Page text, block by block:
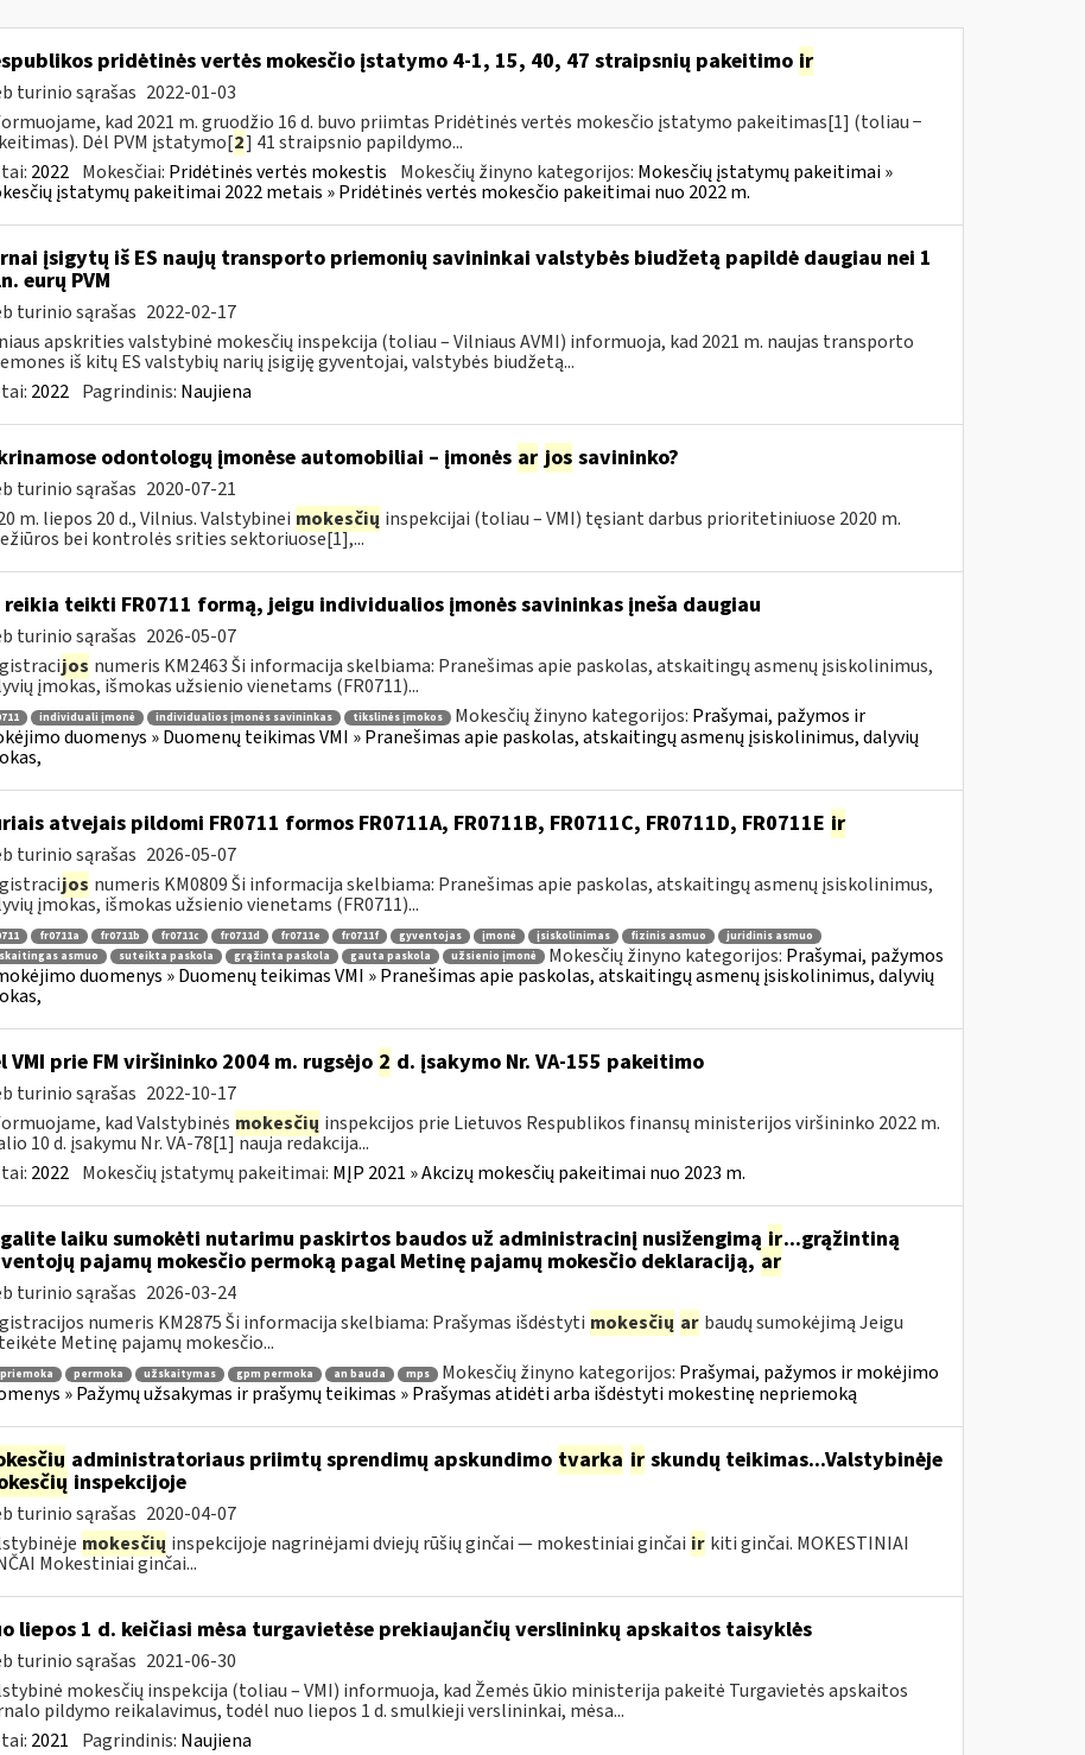
pridėtinės vertės mokesčio įstatymo 4-1, 15, 40, 47 straipsnių pakeitimo ir
turinio sąrašas 2022-01-03
kad 2021 m. gruodžio 16 d. buvo priimtas Pridėtinės vertės mokesčio įstatymo pakeitimas[1] (toliau −
Dėl PVM įstatymo[2] 41 straipsnio papildymo...
2022 Mokesčiai: Pridėtinės vertės mokestis Mokesčių žinyno kategorijos: Mokesčių įstatymų pakeitimai »
įstatymų pakeitimai 2022 metais » Pridėtinės vertės mokesčio pakeitimai nuo 2022 m.
įsigytų iš ES naujų transporto priemonių savininkai valstybės biudžetą papildė daugiau nei 1
eurų PVM
turinio sąrašas 2022-02-17
apskrities valstybinė mokesčių inspekcija (toliau – Vilniaus AVMI) informuoja, kad 2021 m. naujas transporto
iš kitų ES valstybių narių įsigiję gyventojai, valstybės biudžetą...
2022 Pagrindinis: Naujiena
odontologų įmonėse automobiliai – įmonės ar jos savininko?
turinio sąrašas 2020-07-21
m. liepos 20 d., Vilnius. Valstybinei mokesčių inspekcijai (toliau – VMI) tęsiant darbus prioritetiniuose 2020 m.
bei kontrolės srities sektoriuose[1],...
reikia teikti FR0711 formą, jeigu individualios įmonės savininkas įneša daugiau
turinio sąrašas 2026-05-07
jos numeris KM2463 Ši informacija skelbiama: Pranešimas apie paskolas, atskaitingų asmenų įsiskolinimus,
įmokas, išmokas užsienio vienetams (FR0711)...
individuali įmonė individualios įmonės savininkas tikslinės įmokos Mokesčių žinyno kategorijos: Prašymai, pažymos ir
duomenys » Duomenų teikimas VMI » Pranešimas apie paskolas, atskaitingų asmenų įsiskolinimus, dalyvių
atvejais pildomi FR0711 formos FR0711A, FR0711B, FR0711C, FR0711D, FR0711E ir
turinio sąrašas 2026-05-07
jos numeris KM0809 Ši informacija skelbiama: Pranešimas apie paskolas, atskaitingų asmenų įsiskolinimus,
įmokas, išmokas užsienio vienetams (FR0711)...
fr0711a fr0711b fr0711c fr0711d fr0711e fr0711f gyventojas įmonė įsiskolinimas fizinis asmuo
juridinis asmuo
asmuo
suteikta paskola grąžinta paskola gauta paskola užsienio įmonė Mokesčių žinyno kategorijos: Prašymai, pažymos
duomenys » Duomenų teikimas VMI » Pranešimas apie paskolas, atskaitingų asmenų įsiskolinimus, dalyvių
VMI prie FM viršininko 2004 m. rugsėjo 2 d. įsakymo Nr. VA-155 pakeitimo
turinio sąrašas 2022-10-17
kad Valstybinės mokesčių inspekcijos prie Lietuvos Respublikos finansų ministerijos viršininko 2022 m.
10 d. įsakymu Nr. VA-78[1] nauja redakcija...
2022 Mokesčių įstatymų pakeitimai: MĮP 2021 » Akcizų mokesčių pakeitimai nuo 2023 m.
laiku sumokėti nutarimu paskirtos baudos už administracinį nusižengimąir...grąžintiną
pajamų mokesčio permoką pagal Metinę pajamų mokesčio deklaraciją, ar
turinio sąrašas 2026-03-24
numeris KM2875 Ši informacija skelbiama: Prašymas išdėstyti mokesčių ar baudų sumokėjimą Jeigu
Metinę pajamų mokesčio...
permoka užskaitymas gpm permoka an bauda mps Mokesčių žinyno kategorijos: Prašymai, pažymos ir mokėjimo
» Pažymų užsakymas ir prašymų teikimas » Prašymas atidėti arba išdėstyti mokestinę nepriemoką
administratoriaus priimtų sprendimų apskundimo tvarka irskundų teikimas...Valstybinėje
inspekcijoje
turinio sąrašas 2020-04-07
mokesčių inspekcijoje nagrinėjami dviejų rūšių ginčai — mokestiniai ginčai ir kiti ginčai. MOKESTINIAI
Mokestiniai ginčai...
liepos 1 d. keičiasi mėsa turgavietėse prekiaujančių verslininkų apskaitos taisyklės
turinio sąrašas 2021-06-30
mokesčių inspekcija (toliau – VMI) informuoja, kad Žemės ūkio ministerija pakeitė Turgavietės apskaitos
pildymo reikalavimus, todėl nuo liepos 1 d. smulkieji verslininkai, mėsa...
2021 Pagrindinis: Naujiena